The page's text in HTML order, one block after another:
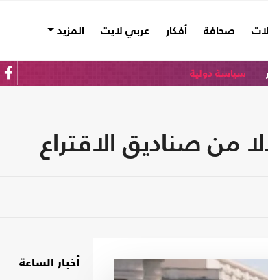
صحافة أفكار عربي لايت المزيد
سياسة دولية
من صناديق الاقتراع
أخبار الساعة